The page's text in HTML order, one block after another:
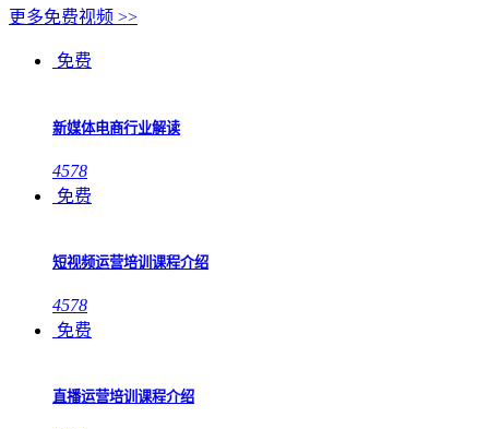
更多免费视频 >>
免费
新媒体电商行业解读
4578
免费
短视频运营培训课程介绍
4578
免费
直播运营培训课程介绍